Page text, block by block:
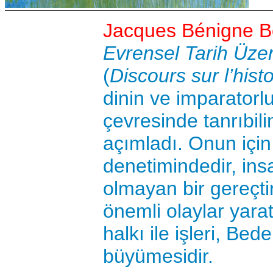
Jacques Bénigne
Evrensel Tarih
(Discours sur
dinin ve
çevresinde
açımladı. Onun
denetimindedir,
olmayan bir
önemli olaylar
halkı ile işleri,
büyümesidir.